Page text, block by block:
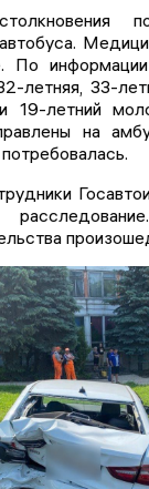
По информации
летняя, 33-
19-летний
на